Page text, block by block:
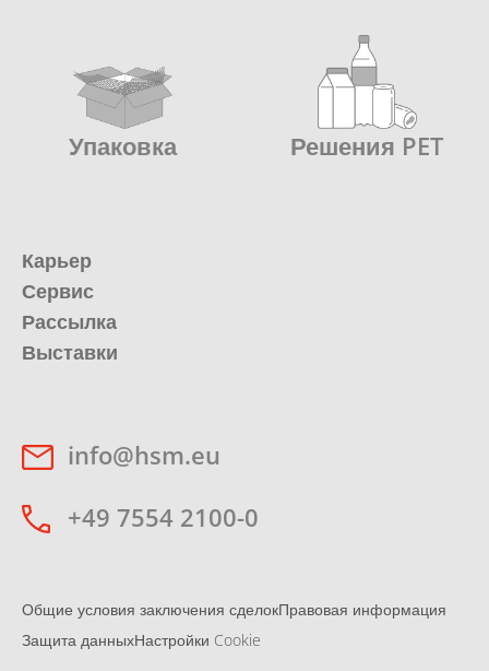
Упаковка Решения PET
Карьер
Сервис
Рассылка
Выставки
info@hsm.eu
+49 7554 2100-0
Общие условия заключения сделокПравовая информация
Защита данныхНастройки Cookie